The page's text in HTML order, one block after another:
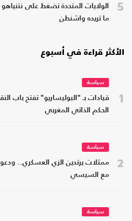
5
الولايات المتحدة تضغط على
ما تريده واشنطن
الأكثر قراءة في أسبوع
1
سياسة
قيادات بـ "البوليساريو" تفتح باب
الحكم الذاتي المغربي
2
سياسة
ممثلات يرتدين الزي العسكري..
مع السيسي
سياسة